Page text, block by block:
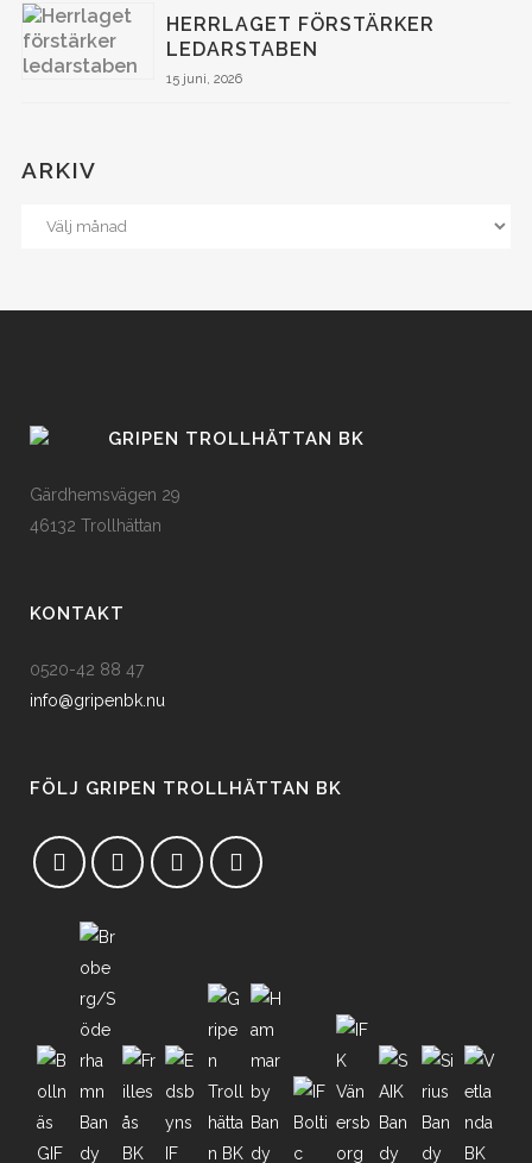
HERRLAGET FÖRSTÄRKER
LEDARSTABEN
15 juni, 2026
ARKIV
GRIPEN TROLLHÄTTAN BK
Gärdhemsvägen 29
46132 Trollhättan
KONTAKT
0520-42 88 47
info@gripenbk.nu
FÖLJ GRIPEN TROLLHÄTTAN BK